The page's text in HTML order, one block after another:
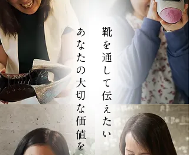
靴を通して伝えたい
あなたの大切な価値を